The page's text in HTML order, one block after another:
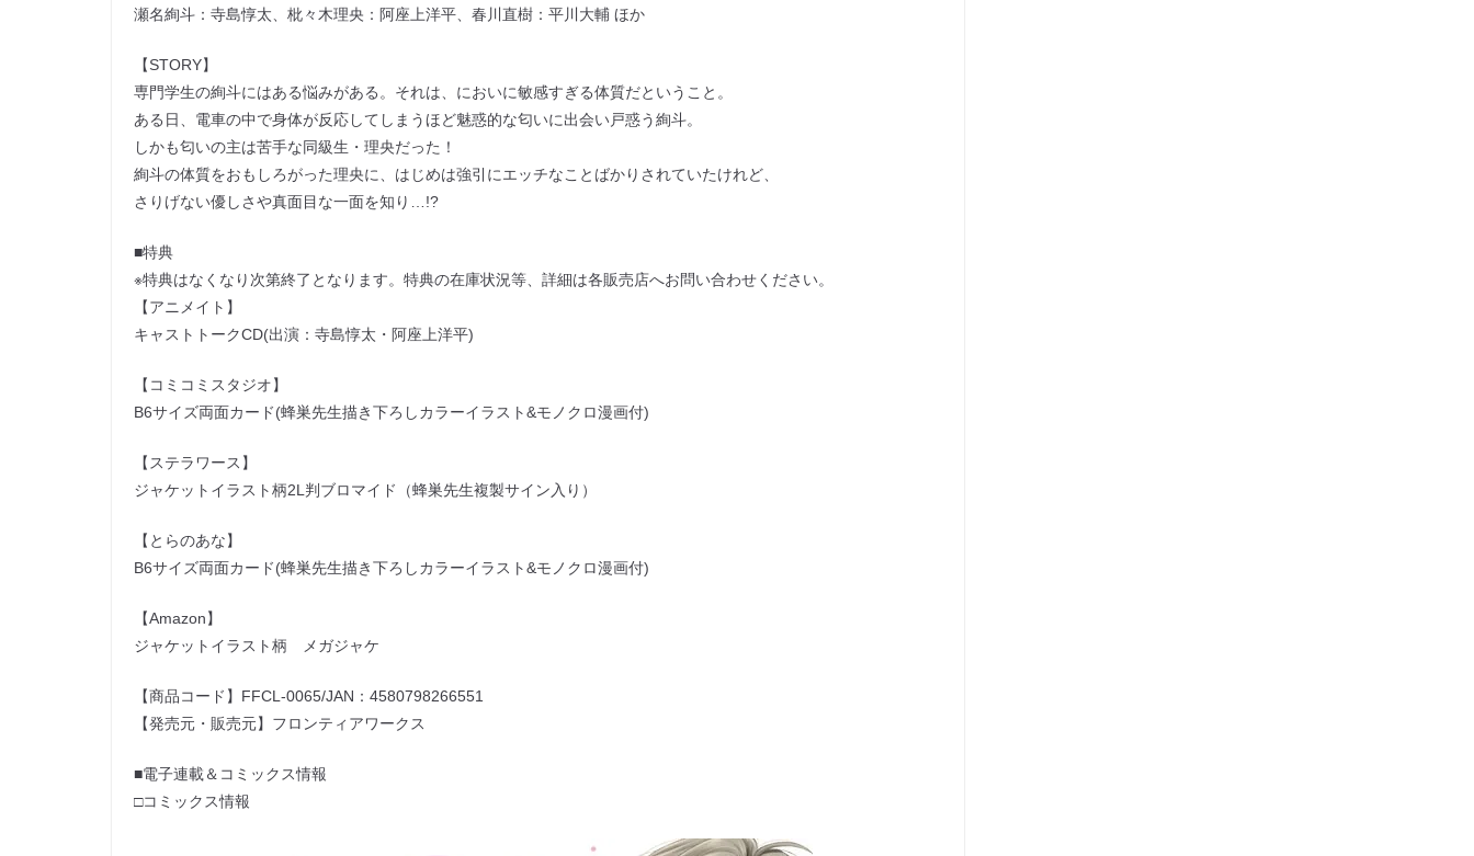
瀬名絢斗：寺島惇太、枇々木理央：阿座上洋平、春川直樹：平川大輔 ほか
【STORY】
専門学生の絢斗にはある悩みがある。それは、においに敏感すぎる体質だということ。
ある日、電車の中で身体が反応してしまうほど魅惑的な匂いに出会い戸惑う絢斗。
しかも匂いの主は苦手な同級生・理央だった！
絢斗の体質をおもしろがった理央に、はじめは強引にエッチなことばかりされていたけれど、
さりげない優しさや真面目な一面を知り…!?
■特典
※特典はなくなり次第終了となります。特典の在庫状況等、詳細は各販売店へお問い合わせください。
【アニメイト】
キャストトークCD(出演：寺島惇太・阿座上洋平)
【コミコミスタジオ】
B6サイズ両面カード(蜂巣先生描き下ろしカラーイラスト&モノクロ漫画付)
【ステラワース】
ジャケットイラスト柄2L判ブロマイド（蜂巣先生複製サイン入り）
【とらのあな】
B6サイズ両面カード(蜂巣先生描き下ろしカラーイラスト&モノクロ漫画付)
【Amazon】
ジャケットイラスト柄 メガジャケ
【商品コード】FFCL-0065/JAN：4580798266551
【発売元・販売元】フロンティアワークス
■電子連載＆コミックス情報
□コミックス情報